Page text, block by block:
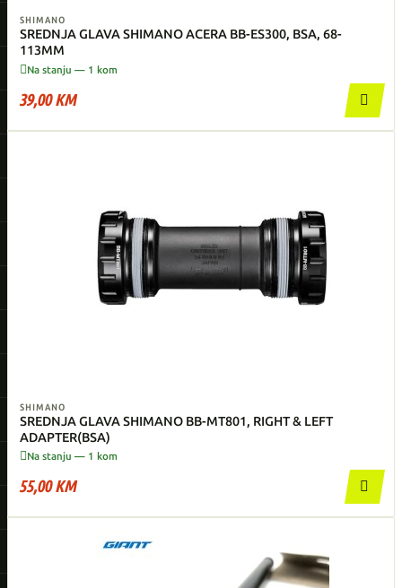
SHIMANO
SREDNJA GLAVA SHIMANO ACERA BB-ES300, BSA, 68-
113MM
Na stanju — 1 kom
39,00 KM 
SHIMANO
SREDNJA GLAVA SHIMANO BB-MT801, RIGHT & LEFT
ADAPTER(BSA)
Na stanju — 1 kom
55,00 KM 